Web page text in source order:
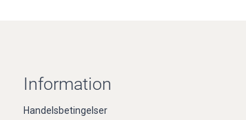
Information
Handelsbetingelser